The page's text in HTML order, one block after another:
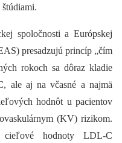
spoločnosti a Európskej
presadzujú princíp „čím
rokoch sa dôraz kladie
ale aj na včasné a najmä
hodnôt u pacientov
(KV) rizikom.
hodnoty LDL-C